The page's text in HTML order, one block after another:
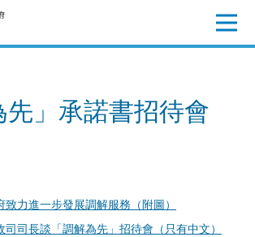
先」承諾書招待會
力進一步發展調解服務（附圖）
司長談「調解為先」招待會（只有中文）